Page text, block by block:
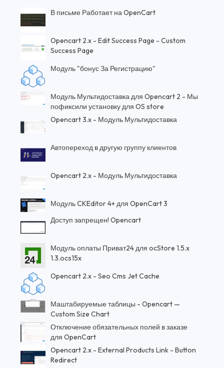
В письме Работает на OpenCart
Opencart 2.x - Edit Success Page - Custom
Success Page
Модуль "бонус За Регистрацию"
Модуль Мультидоставка для Opencart 2 - Мы
пофиксили установку для OS store
Opencart 3.x - Модуль Мультидоставка
Автопереход в другую группу клиентов
Opencart 2.x - Модуль Мультидоставка
Модуль CKEditor 4+ для OpenCart 3
Доступ запрещен! Opencart
Модуль оплаты Приват24 для ocStore 1.5.x
1.3.ocs15x
Opencart 2.x - Seo Cms Jet Cache
Маштабируемые таблицы - Opencart —
Custom Size Chart
Отключение обязательных полей в заказе
для OpenCart
Opencart 2.x - External Products Link - Button
Redirect